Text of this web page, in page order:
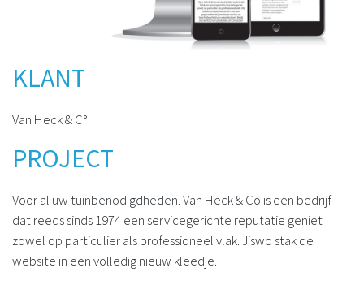
KLANT
Van Heck & C°
PROJECT
Voor al uw tuinbenodigdheden. Van Heck & Co is een bedrijf
dat reeds sinds 1974 een servicegerichte reputatie geniet
zowel op particulier als professioneel vlak. Jiswo stak de
website in een volledig nieuw kleedje.